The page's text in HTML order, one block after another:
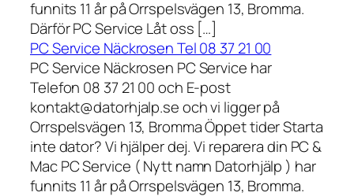
funnits 11 år på Orrspelsvägen 13, Bromma.
Därför PC Service Låt oss […]
PC Service Näckrosen Tel 08 37 21 00
PC Service Näckrosen PC Service har
Telefon 08 37 21 00 och E-post
kontakt@datorhjalp.se och vi ligger på
Orrspelsvägen 13, Bromma Öppet tider Starta
inte dator? Vi hjälper dej. Vi reparera din PC &
Mac PC Service ( Nytt namn Datorhjälp ) har
funnits 11 år på Orrspelsvägen 13, Bromma.